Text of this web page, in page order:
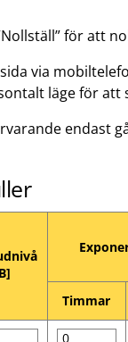
för att
via
läge för att
endast
Timmar